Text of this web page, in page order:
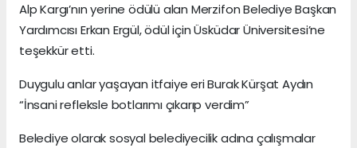
Alp Kargı’nın yerine ödülü alan Merzifon Belediye Başkan
Yardımcısı Erkan Ergül, ödül için Üsküdar Üniversitesi’ne
teşekkür etti.
Duygulu anlar yaşayan itfaiye eri Burak Kürşat Aydın
“İnsani refleksle botlarımı çıkarıp verdim”
Belediye olarak sosyal belediyecilik adına çalışmalar